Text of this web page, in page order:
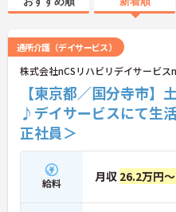
通所介護（デイサービス）
株式会社nCSリハビリデイサービ
【東京都／国分寺市
♪デイサービスにて生
正社員＞
給料 月収 26.2万円